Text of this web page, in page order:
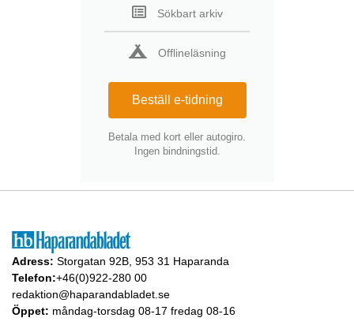
Sökbart arkiv
Offlineläsning
Beställ e-tidning
Betala med kort eller autogiro.
Ingen bindningstid.
Adress: Storgatan 92B, 953 31 Haparanda
Telefon:+46(0)922-280 00
redaktion@haparandabladet.se
Öppet: måndag-torsdag 08-17 fredag 08-16